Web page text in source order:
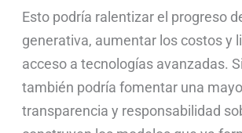
Esto podría ralentizar el progreso
generativa, aumentar los costos y
acceso a tecnologías avanzadas.
también podría fomentar una
transparencia y responsabilidad